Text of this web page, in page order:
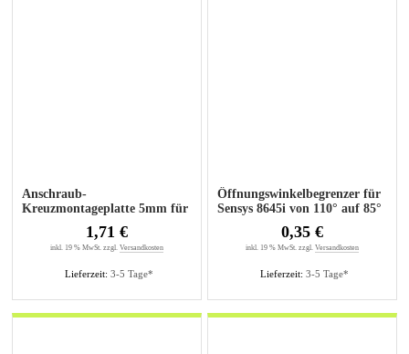
Anschraub-
Kreuzmontageplatte 5mm für
Lieferzeit: 3-5 Tage*
1,71 €
inkl. 19 % MwSt. zzgl. Versandkosten
Öffnungswinkelbegrenzer für
Sensys 8645i von 110° auf 85°
Lieferzeit: 3-5 Tage*
0,35 €
inkl. 19 % MwSt. zzgl. Versandkosten